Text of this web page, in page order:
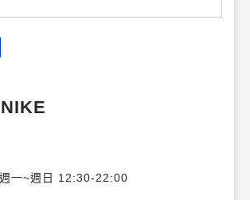
NIKE
週一~週日 12:30-22:00